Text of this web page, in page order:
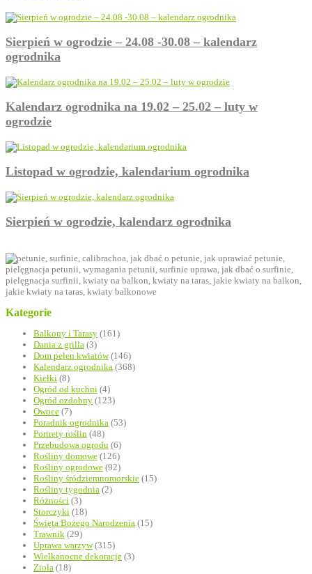
Sierpień w ogrodzie – 24.08 -30.08 – kalendarz
ogrodnika
Kalendarz ogrodnika na 19.02 – 25.02 – luty w
ogrodzie
Listopad w ogrodzie, kalendarium ogrodnika
Sierpień w ogrodzie, kalendarz ogrodnika
Kategorie
Balkony i Tarasy (161)
Dania z grilla (3)
Dom pełen kwiatów(146)
Kalendarz ogrodnika (368)
Kiełki (8)
Ogród od kuchni (4)
Ogród ozdobny (123)
Owoce (7)
Poradnik ogrodnika (53)
Portrety roślin (48)
Przebudowa ogrodu (6)
Rośliny domowe (126)
Rośliny ogrodowe (92)
Rośliny śródziemnomorskie (15)
Rośliny tygodnia (2)
Różności (3)
Storczyki (18)
Święta Bożego Narodzenia (15)
Trawnik (29)
Uprawa warzyw(315)
Wielkanocne dekoracje (3)
Zioła (18)